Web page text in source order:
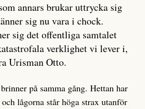
annars brukar uttrycka sig
sig nu vara i chock.
sig det offentliga samtalet
verklighet vi lever i,
Urisman Otto.
på samma gång. Hettan har
och lågorna står höga strax utanför